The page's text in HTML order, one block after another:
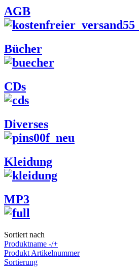
AGB
Bücher
CDs
Diverses
Kleidung
MP3
Sortiert nach
Produktname -/+
Produkt Artikelnummer
Sortierung